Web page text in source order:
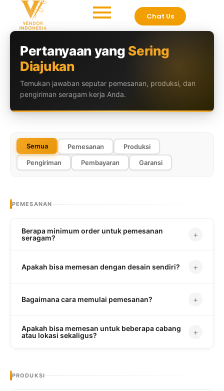
content
Chat Us
Pertanyaan yang Sering
Diajukan
Temukan jawaban seputar pemesanan, produksi, dan
pengiriman seragam kerja Anda.
Semua Pemesanan
Produksi
Pengiriman
Pembayaran Garansi
PEMESANAN
Berapa minimum order untuk pemesanan
seragam?
+
Apakah bisa memesan dengan desain sendiri? +
Bagaimana cara memulai pemesanan? +
Apakah bisa memesan untuk beberapa cabang
atau lokasi sekaligus?
+
PRODUKSI